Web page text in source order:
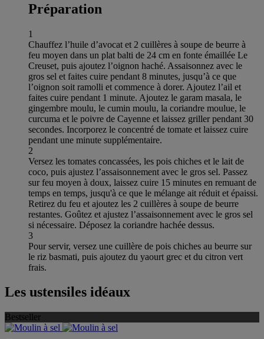
Préparation
1
Chauffez l’huile d’avocat et 2 cuillères à soupe de beurre à
feu moyen dans un plat balti de 24 cm en fonte émaillée Le
Creuset, puis ajoutez l’oignon haché. Assaisonnez avec le
gros sel et faites cuire pendant 8 minutes, jusqu’à ce que
l’oignon soit ramolli et commence à dorer. Ajoutez l’ail et
faites cuire pendant 1 minute. Ajoutez le garam masala, le
gingembre moulu, le cumin moulu, la coriandre moulue, le
curcuma et le poivre de Cayenne et laissez griller pendant 30
secondes. Incorporez le concentré de tomate et laissez cuire
pendant une minute supplémentaire.
2
Versez les tomates concassées, les pois chiches et le lait de
coco, puis ajustez l’assaisonnement avec le gros sel. Passez
sur feu moyen à doux, laissez cuire 15 minutes en remuant de
temps en temps, jusqu'à ce que le mélange ait réduit et épaissi.
Retirez du feu et ajoutez les 2 cuillères à soupe de beurre
restantes. Goûtez et ajustez l’assaisonnement avec le gros sel
si nécessaire. Déposez la coriandre hachée dessus.
3
Pour servir, versez une cuillère de pois chiches au beurre sur
le riz basmati, puis ajoutez du yaourt grec et du citron vert
frais.
Les ustensiles idéaux
Bestseller